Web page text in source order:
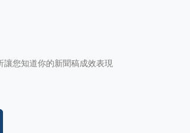
您知道你的新聞稿成效表現